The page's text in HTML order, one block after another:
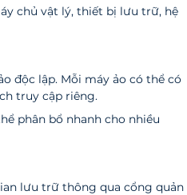
chủ vật lý, thiết bị lưu trữ, hệ
độc lập. Mỗi máy ảo có thể có
truy cập riêng.
phân bổ nhanh cho nhiều
lưu trữ thông qua cổng quản